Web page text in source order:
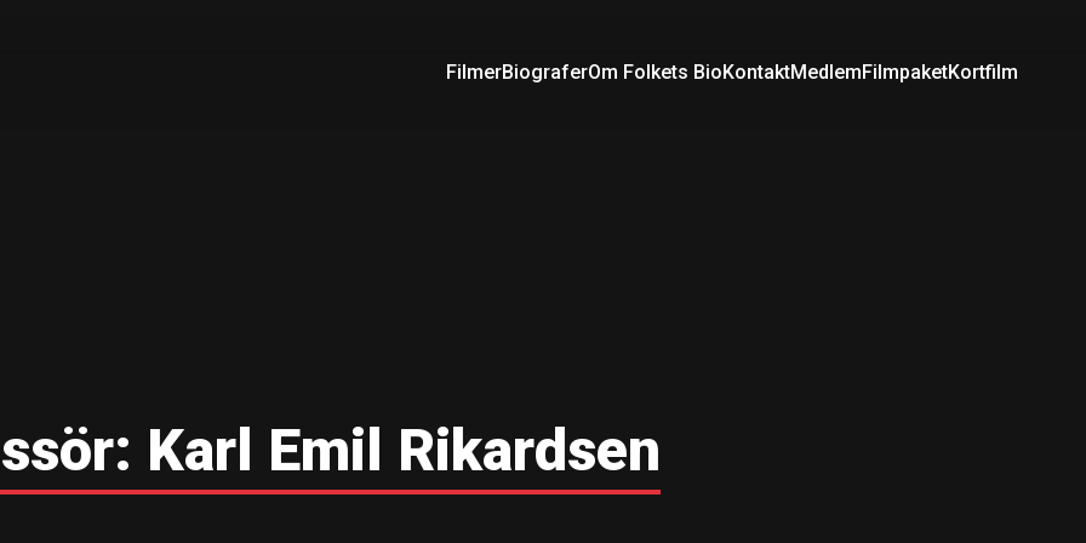
FilmerBiograferOm Folkets BioKontaktMedlemFilmpaketKortfilm
Karl Emil Rikardsen